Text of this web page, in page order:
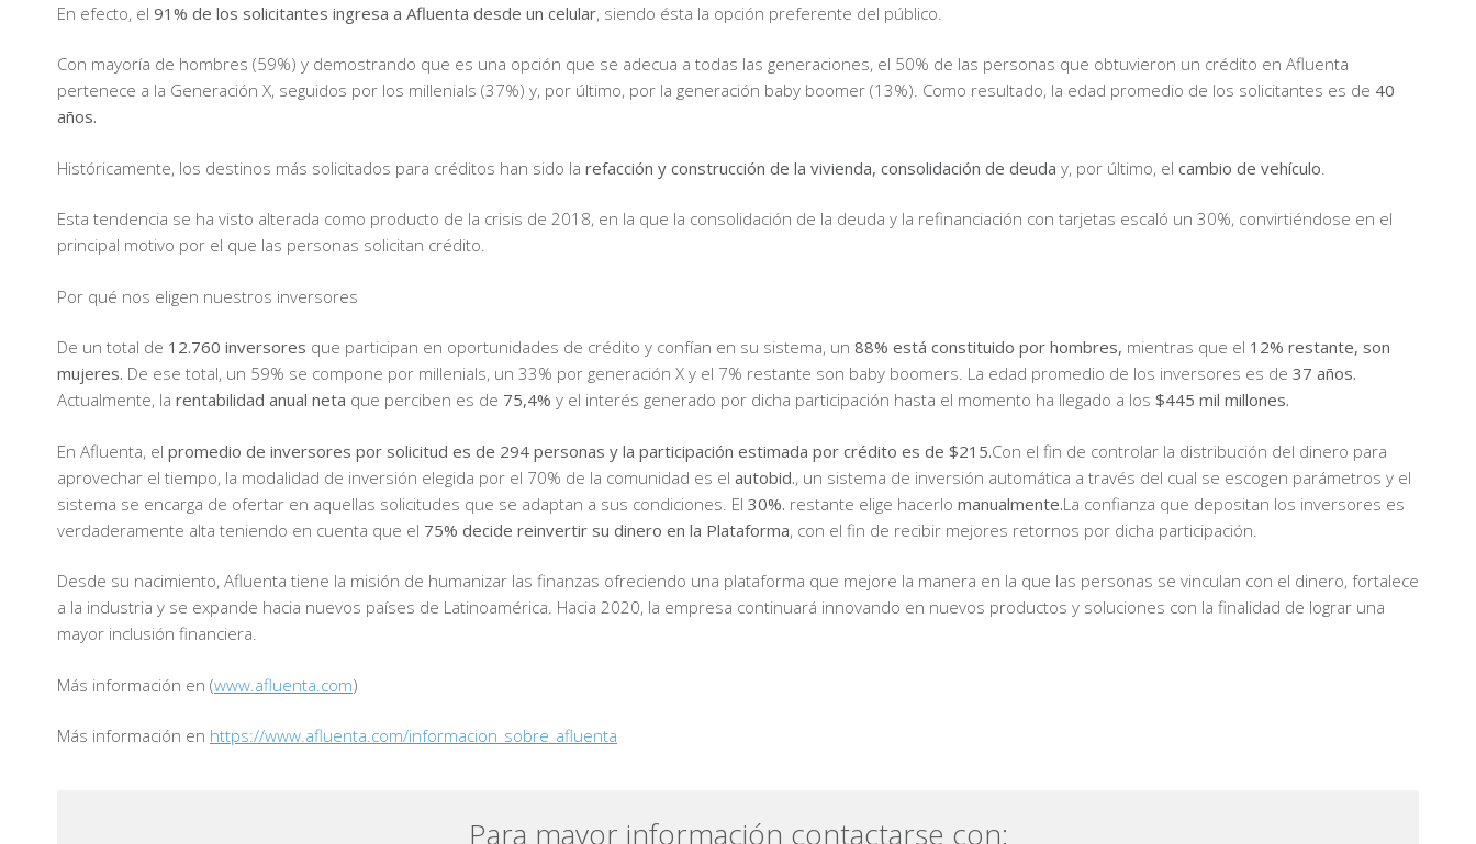
En efecto, el 91% de los solicitantes ingresa a Afluenta desde un celular, siendo ésta la opción preferente del público.
Con mayoría de hombres (59%) y demostrando que es una opción que se adecua a todas las generaciones, el 50% de las personas que obtuvieron un crédito en Afluenta
pertenece a la Generación X, seguidos por los millenials (37%) y, por último, por la generación baby boomer (13%). Como resultado, la edad promedio de los solicitantes es de 40
años.
Históricamente, los destinos más solicitados para créditos han sido la refacción y construcción de la vivienda, consolidación de deuda y, por último, el cambio de vehículo
Esta tendencia se ha visto alterada como producto de la crisis de 2018, en la que la consolidación de la deuda y la refinanciación con tarjetas escaló un 30%, convirtiéndose en el
principal motivo por el que las personas solicitan crédito.
Por qué nos eligen nuestros inversores
De un total de 12.760 inversores que participan en oportunidades de crédito y confían en su sistema, un 88% está constituido por hombres, mientras que el 12% restante, son
mujeres. De ese total, un 59% se compone por millenials, un 33% por generación X y el 7% restante son baby boomers. La edad promedio de los inversores es de 37 años.
Actualmente, la rentabilidad anual neta que perciben es de 75,4% y el interés generado por dicha participación hasta el momento ha llegado a los $445 mil millones.
En Afluenta, el promedio de inversores por solicitud es de 294 personas y la participación estimada por crédito es de $215.Con el fin de controlar la distribución del dinero para
aprovechar el tiempo, la modalidad de inversión elegida por el 70% de la comunidad es el autobid., un sistema de inversión automática a través del cual se escogen parámetros y el
sistema se encarga de ofertar en aquellas solicitudes que se adaptan a sus condiciones. El 30%. restante elige hacerlo manualmente.La confianza que depositan los inversores es
verdaderamente alta teniendo en cuenta que el 75% decide reinvertir su dinero en la Plataforma, con el fin de recibir mejores retornos por dicha participación.
Desde su nacimiento, Afluenta tiene la misión de humanizar las finanzas ofreciendo una plataforma que mejore la manera en la que las personas se vinculan con el dinero, fortalece
a la industria y se expande hacia nuevos países de Latinoamérica. Hacia 2020, la empresa continuará innovando en nuevos productos y soluciones con la finalidad de lograr una
mayor inclusión financiera.
Más información en (www.afluenta.com)
Más información en https://www.afluenta.com/informacion_sobre_afluenta
Para mayor información contactarse con: